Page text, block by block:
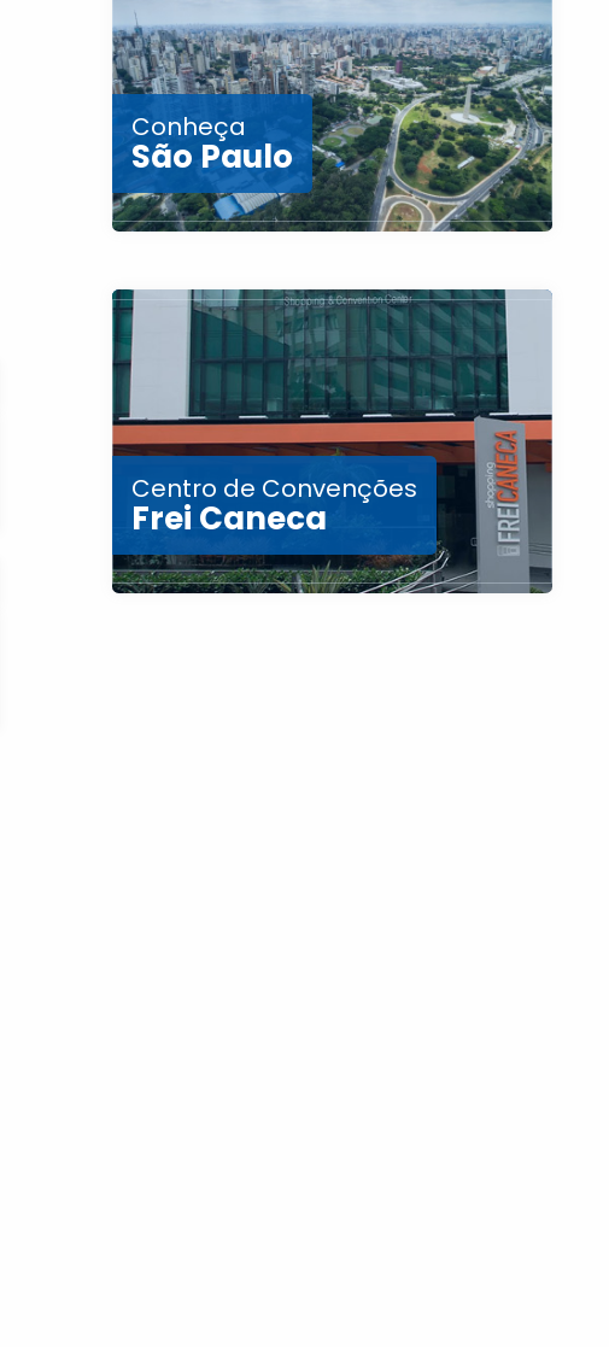
Conheça
São Paulo
Centro de Convenções
Frei Caneca